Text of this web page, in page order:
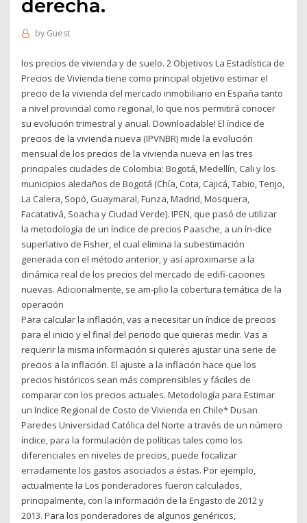
derecha.
by Guest
los precios de vivienda y de suelo. 2 Objetivos La Estadística de
Precios de Vivienda tiene como principal objetivo estimar el
precio de la vivienda del mercado inmobiliario en España tanto
a nivel provincial como regional, lo que nos permitirá conocer
su evolución trimestral y anual. Downloadable! El índice de
precios de la vivienda nueva (IPVNBR) mide la evolución
mensual de los precios de la vivienda nueva en las tres
principales ciudades de Colombia: Bogotá, Medellín, Cali y los
municipios aledaños de Bogotá (Chía, Cota, Cajicá, Tabio, Tenjo,
La Calera, Sopó, Guaymaral, Funza, Madrid, Mosquera,
Facatativá, Soacha y Ciudad Verde). IPEN, que pasó de utilizar
la metodología de un índice de precios Paasche, a un ín-dice
superlativo de Fisher, el cual elimina la subestimación
generada con el método anterior, y así aproximarse a la
dinámica real de los precios del mercado de edifi-caciones
nuevas. Adicionalmente, se am-plio la cobertura temática de la
operación
Para calcular la inflación, vas a necesitar un índice de precios
para el inicio y el final del periodo que quieras medir. Vas a
requerir la misma información si quieres ajustar una serie de
precios a la inflación. El ajuste a la inflación hace que los
precios históricos sean más comprensibles y fáciles de
comparar con los precios actuales. Metodología para Estimar
un Indice Regional de Costo de Vivienda en Chile* Dusan
Paredes Universidad Católica del Norte a través de un número
índice, para la formulación de políticas tales como los
diferenciales en niveles de precios, puede focalizar
erradamente los gastos asociados a éstas. Por ejemplo,
actualmente la Los ponderadores fueron calculados,
principalmente, con la información de la Engasto de 2012 y
2013. Para los ponderadores de algunos genéricos,